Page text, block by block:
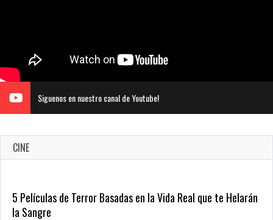
Siguenos en nuestro canal de Youtube!
CINE
Revive el terror: El conjuro 4: Últimos ritos ya está disponible
en tiendas digitales